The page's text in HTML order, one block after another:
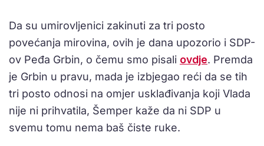
Da su umirovljenici zakinuti za tri posto
povećanja mirovina, ovih je dana upozorio i SDP-
ov Peđa Grbin, o čemu smo pisali ovdje. Premda
je Grbin u pravu, mada je izbjegao reći da se tih
tri posto odnosi na omjer usklađivanja koji Vlada
nije ni prihvatila, Šemper kaže da ni SDP u
svemu tomu nema baš čiste ruke.